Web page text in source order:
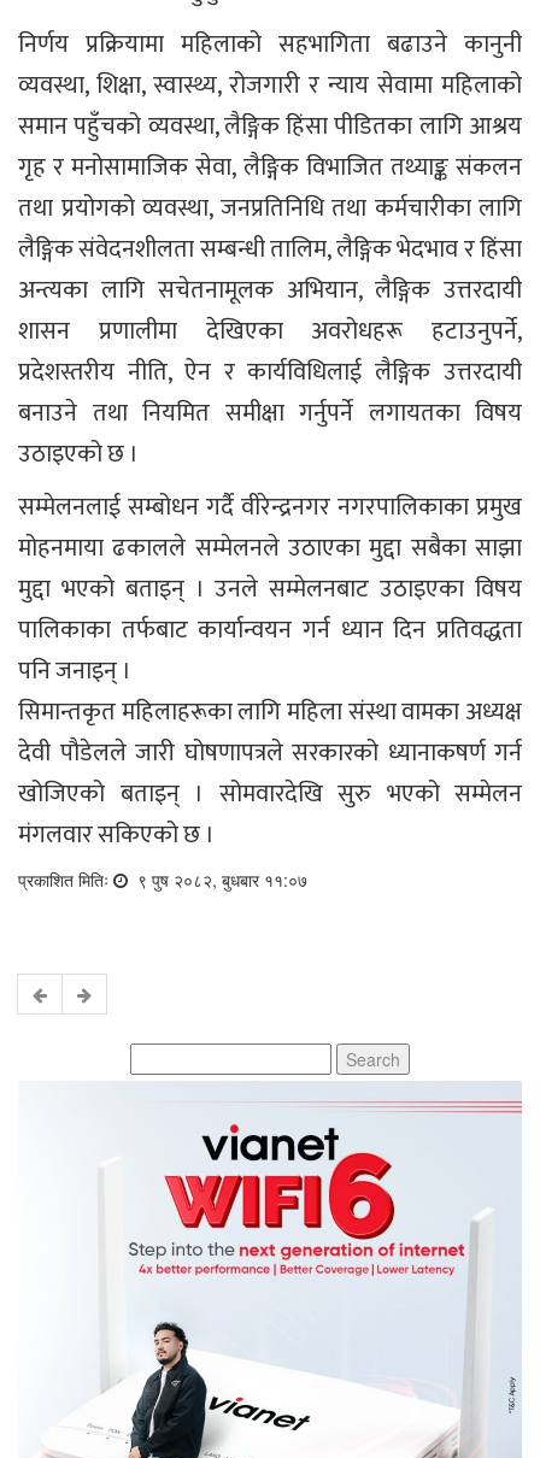
निर्णय प्रक्रियामा महिलाको सहभागिता बढाउने कानुनी
व्यवस्था, शिक्षा, स्वास्थ्य, रोजगारी र न्याय सेवामा महिलाको
समान पहुँचको व्यवस्था, लैङ्गिक हिंसा पीडितका लागि आश्रय
गृह र मनोसामाजिक सेवा, लैङ्गिक विभाजित तथ्याङ्क संकलन
तथा प्रयोगको व्यवस्था, जनप्रतिनिधि तथा कर्मचारीका लागि
लैङ्गिक संवेदनशीलता सम्बन्धी तालिम, लैङ्गिक भेदभाव र हिंसा
अन्त्यका लागि सचेतनामूलक अभियान, लैङ्गिक उत्तरदायी
शासन प्रणालीमा देखिएका अवरोधहरू हटाउनुपर्ने,
प्रदेशस्तरीय नीति, ऐन र कार्यविधिलाई लैङ्गिक उत्तरदायी
बनाउने तथा नियमित समीक्षा गर्नुपर्ने लगायतका विषय
उठाइएको छ ।
सम्मेलनलाई सम्बोधन गर्दै वीरेन्द्रनगर नगरपालिकाका प्रमुख
मोहनमाया ढकालले सम्मेलनले उठाएका मुद्दा सबैका साझा
मुद्दा भएको बताइन् । उनले सम्मेलनबाट उठाइएका विषय
पालिकाका तर्फबाट कार्यान्वयन गर्न ध्यान दिन प्रतिवद्धता
पनि जनाइन् ।
सिमान्तकृत महिलाहरूका लागि महिला संस्था वामका अध्यक्ष
देवी पौडेलले जारी घोषणापत्रले सरकारको ध्यानाकषर्ण गर्न
खोजिएको बताइन् । सोमवारदेखि सुरु भएको सम्मेलन
मंगलवार सकिएको छ ।
प्रकाशित मितिः ९ पुष २०८२, बुधबार ११:०७
for: